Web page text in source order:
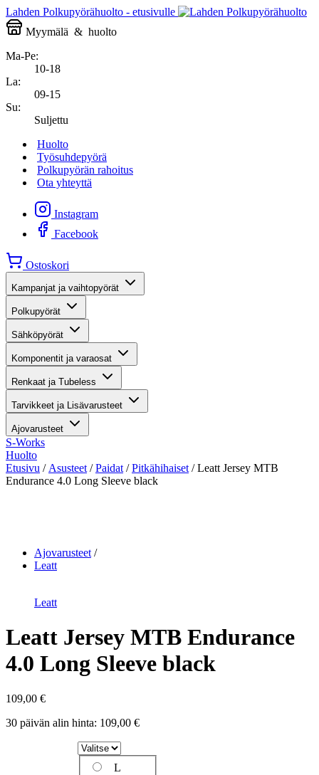
Lahden Polkupyörähuolto - etusivulle
Myymälä & huolto
Ma-Pe:
10-18
La:
09-15
Su:
Suljettu
Huolto
Työsuhdepyörä
Polkupyörän rahoitus
Ota yhteyttä
Instagram
Facebook
Ostoskori
Kampanjat ja vaihtopyörät
Polkupyörät
Sähköpyörät
Komponentit ja varaosat
Renkaat ja Tubeless
Tarvikkeet ja Lisävarusteet
Ajovarusteet
S-Works
Huolto
Etusivu / Asusteet /Paidat /Pitkähihaiset / Leatt Jersey MTB
Endurance 4.0 Long Sleeve black
Ajovarusteet
Leatt
Leatt
Leatt Jersey MTB Endurance
4.0 Long Sleeve black
109,00 €
30 päivän alin hinta: 109,00 €
L